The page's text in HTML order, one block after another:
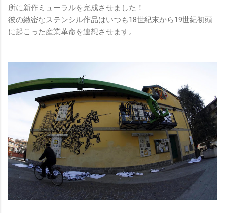
所に新作ミューラルを完成させました！
彼の緻密なステンシル作品はいつも18世紀末から19世紀初頭
に起こった産業革命を連想させます。